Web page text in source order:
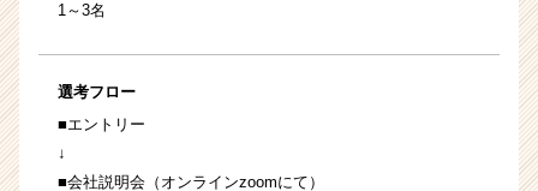
1～3名
選考フロー
■エントリー
↓
■会社説明会（オンラインzoomにて）